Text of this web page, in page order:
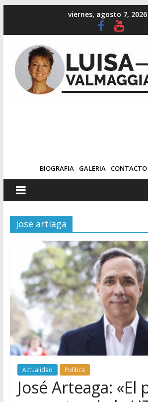
viernes, agosto 7, 2026
BIOGRAFIA GALERIA CONTACTO
jose artiaga
Actualidad Política
José Arteaga: «El